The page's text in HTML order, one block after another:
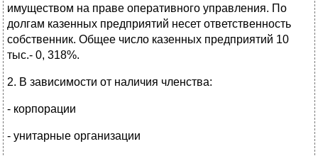
имуществом на праве оперативного управления. По
долгам казенных предприятий несет ответственность
собственник. Общее число казенных предприятий 10
тыс.- 0, 318%.
2. В зависимости от наличия членства:
- корпорации
- унитарные организации